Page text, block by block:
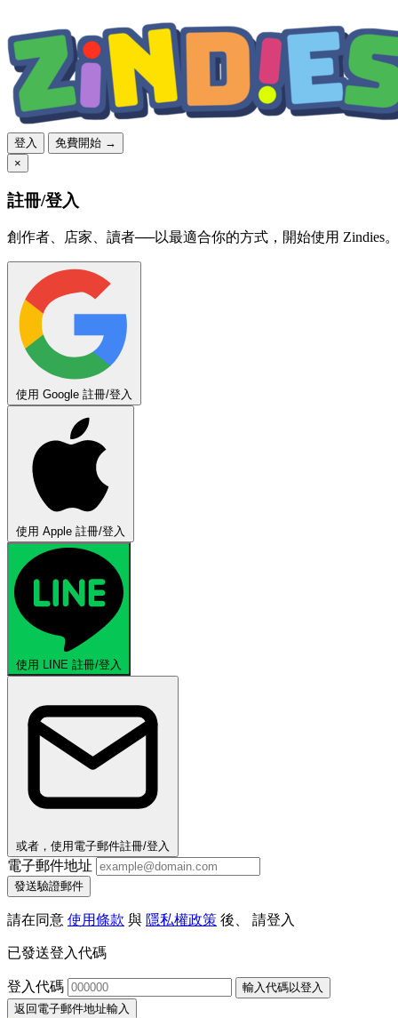
登入
免費開始 →
×
註冊/登入
創作者、店家、讀者──以最適合你的方式，開始使用 Zindies。
使用 Google 註冊/登入
使用 Apple 註冊/登入
使用 LINE 註冊/登入
或者，使用電子郵件註冊/登入
電子郵件地址
發送驗證郵件
請在同意 使用條款 與 隱私權政策 後、 請登入
已發送登入代碼
登入代碼
輸入代碼以登入
返回電子郵件地址輸入